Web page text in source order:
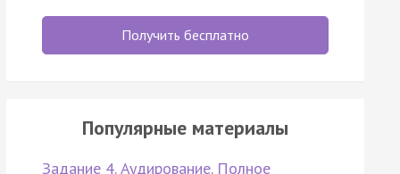
Получить бесплатно
Популярные материалы
Задание 4. Аудирование. Полное